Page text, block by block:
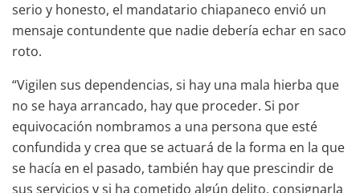
serio y honesto, el mandatario chiapaneco envió un
mensaje contundente que nadie debería echar en saco
roto.
“Vigilen sus dependencias, si hay una mala hierba que
no se haya arrancado, hay que proceder. Si por
equivocación nombramos a una persona que esté
confundida y crea que se actuará de la forma en la que
se hacía en el pasado, también hay que prescindir de
sus servicios y si ha cometido algún delito, consignarla